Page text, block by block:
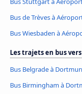
Bus de Trèves à
Bus Wiesbaden à
Les trajets en bus
Bus Belgrade à
Bus Birmingham à